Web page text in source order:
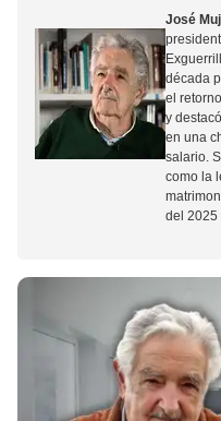
José
década
el
y
en una
salario.
como la
del 2025